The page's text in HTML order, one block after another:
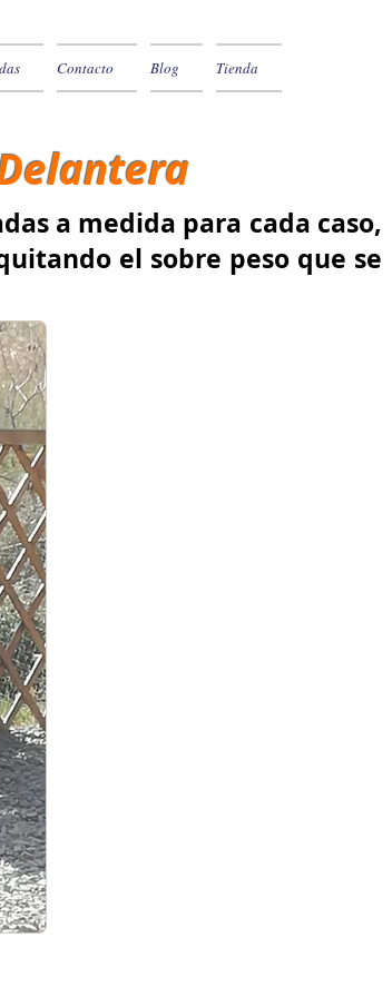
Contacto Blog Tienda
a medida para cada caso,
el sobre peso que se